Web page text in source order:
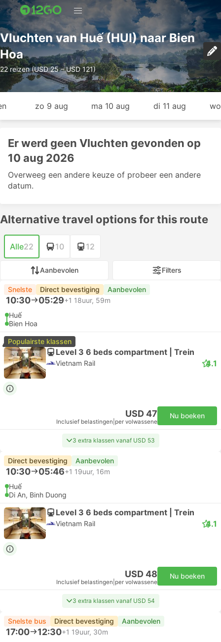
Vluchten van Huế (HUI) naar Bien
Hoa
22 reizen (USD 25 – USD 121)
zo 9 aug ma 10 aug di 11 aug
Er werd geen Vluchten gevonden op
10 aug 2026
Overweeg een andere keuze of probeer een andere
datum.
Alternative travel options for this route
Alle22 10 12
Aanbevolen Filters
Snelste Direct bevestiging Aanbevolen
10:30 05:29+1 18uur, 59m
Huế
Bien Hoa
Populairste klassen
Level 3 6 beds compartment | Trein
Vietnam Rail 4.1
USD 47
Inclusief belastingen per volwassene
Nu boeken
3 extra klassen vanaf USD 53
Direct bevestiging Aanbevolen
10:30 05:46+1 19uur, 16m
Huế
Di An, Binh Duong
Level 3 6 beds compartment | Trein
Vietnam Rail 4.1
USD 48
Inclusief belastingen per volwassene
Nu boeken
3 extra klassen vanaf USD 54
Snelste bus Direct bevestiging Aanbevolen
17:00 12:30+1 19uur, 30m